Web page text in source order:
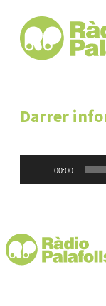
Darrer
00:00